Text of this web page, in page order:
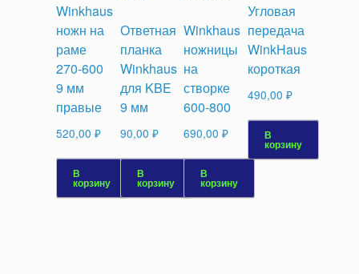
Winkhaus
ножн на
раме
270-600
9 мм
правые
520,00 ₽
В
корзину
Ответная
планка
Winkhaus
для KBE
9 мм
90,00 ₽
В
корзину
Winkhaus
ножницы
на
створке
600-800
690,00₽
В
корзину
Угловая
передача
WinkHaus
короткая
490,00 ₽
В
корзину